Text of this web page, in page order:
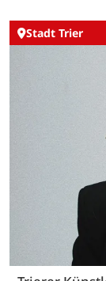
Stadt Trier